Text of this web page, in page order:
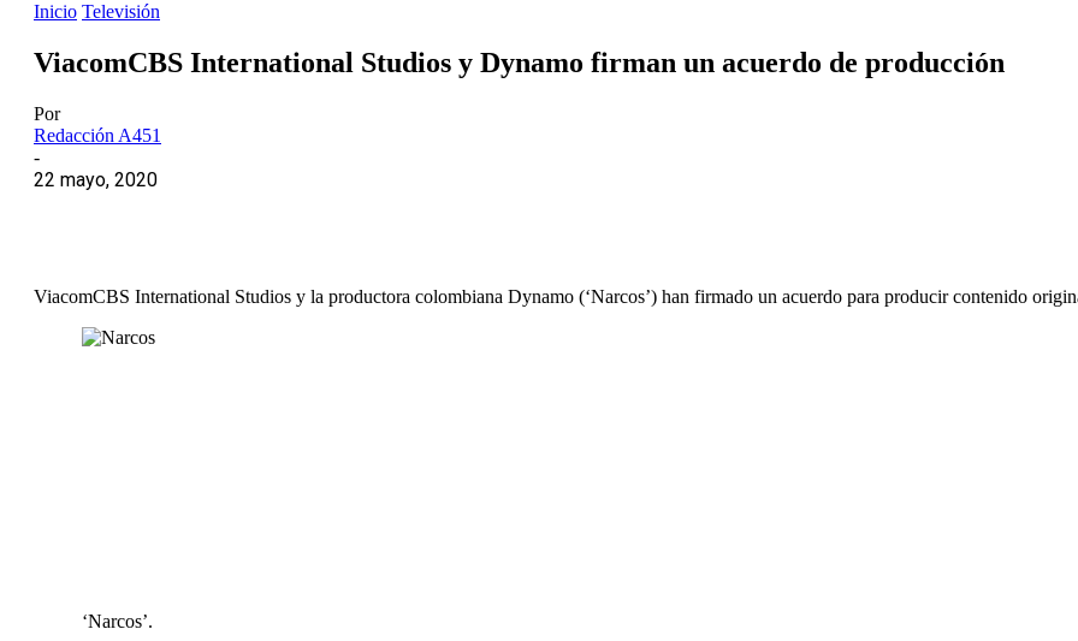
Inicio Televisión
ViacomCBS International Studios y Dynamo firman un acuerdo de producción
Por
Redacción A451
-
22 mayo, 2020
ViacomCBS International Studios y la productora colombiana Dynamo (‘Narcos’) han firmado un acuerdo para producir contenido
‘Narcos’.